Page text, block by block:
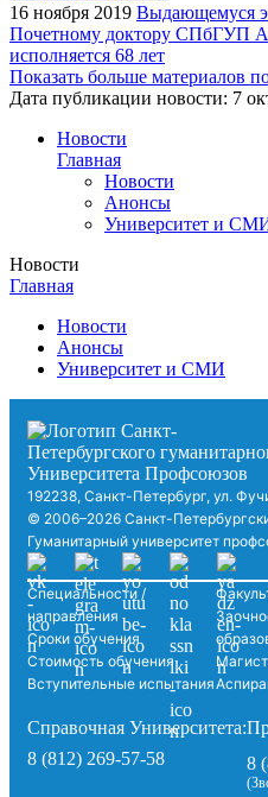
16 ноября 2019 Выдающемуся
Почетному доктору СПбГУП
исполняется 68 лет
Показать больше материалов
Дата публикации новости: 7
Новости
Главная
Новости
Анонсы
Университет и
Новости
Главная
Новости
Анонсы
Университет и СМИ
192238, Санкт-Петербург, ул.
© 2006–2026 Санкт-
Гуманитарный университет
Специальности /
направления
Сроки обучения
Стоимость обучения
Вступительные испытания
Справочная Университета:
8 (812) 269-57-58
8